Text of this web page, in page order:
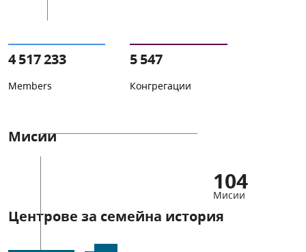
4 517 233
Members
5 547
Конгрегации
Мисии
104
Мисии
Центрове за семейна история